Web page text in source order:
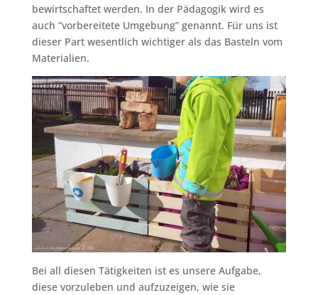
bewirtschaftet werden. In der Pädagogik wird es
auch “vorbereitete Umgebung” genannt. Für uns ist
dieser Part wesentlich wichtiger als das Basteln vom
Materialien.
Bei all diesen Tätigkeiten ist es unsere Aufgabe,
diese vorzuleben und aufzuzeigen, wie sie